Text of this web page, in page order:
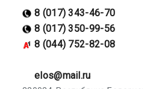
8 (017) 343-46-70
8 (017) 350-99-56
8 (044) 752-82-08
elos@mail.ru